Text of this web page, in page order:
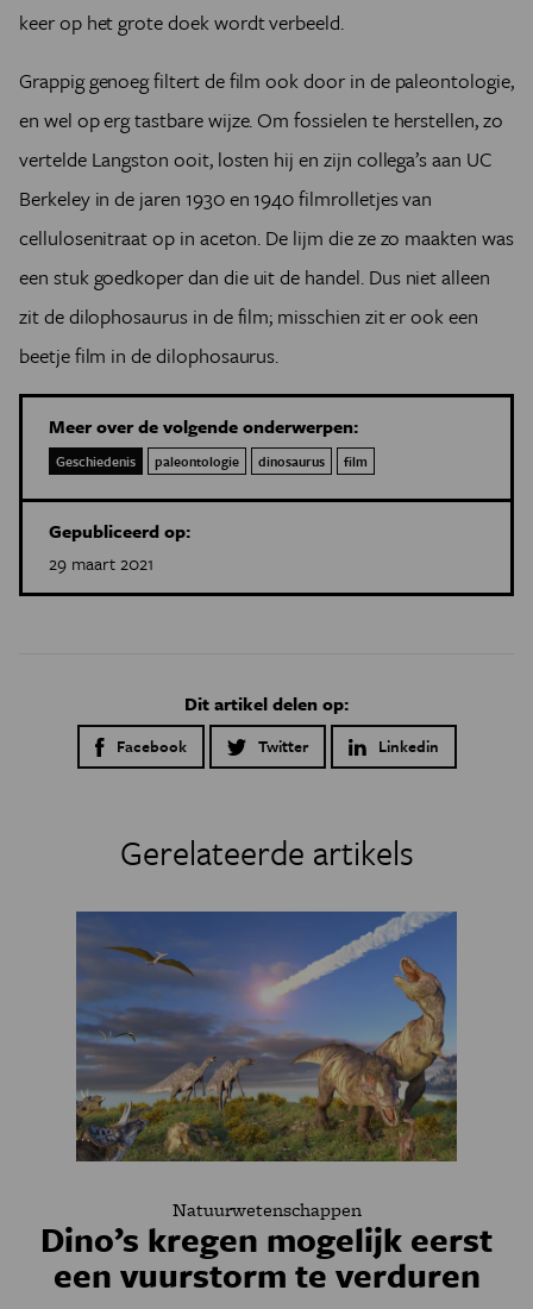
keer op het grote doek wordt verbeeld.
Grappig genoeg filtert de film ook door in de paleontologie,
en wel op erg tastbare wijze. Om fossielen te herstellen, zo
vertelde Langston ooit, losten hij en zijn collega’s aan UC
Berkeley in de jaren 1930 en 1940 filmrolletjes van
cellulosenitraat op in aceton. De lijm die ze zo maakten was
een stuk goedkoper dan die uit de handel. Dus niet alleen
zit de dilophosaurus in de film; misschien zit er ook een
beetje film in de dilophosaurus.
Meer over de volgende onderwerpen:
Geschiedenis paleontologie dinosaurus film
Gepubliceerd op:
29 maart 2021
Dit artikel delen op:
Facebook Twitter Linkedin
Gerelateerde artikels
Natuurwetenschappen
Dino’s kregen mogelijk eerst
een vuurstorm te verduren